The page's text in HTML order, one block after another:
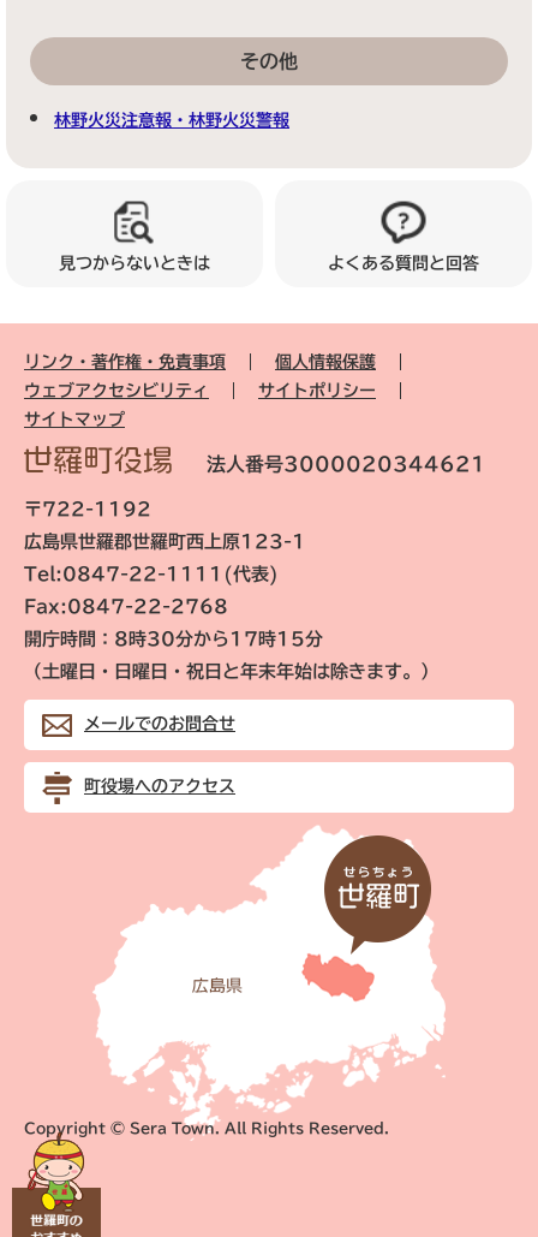
その他
林野火災注意報・林野火災警報
見つからないときは よくある質問と回答
リンク・著作権・免責事項
個人情報保護
ウェブアクセシビリティ
サイトポリシー
サイトマップ
法人番号3000020344621
〒722-1192
広島県世羅郡世羅町西上原123-1
Tel:0847-22-1111(代表)
Fax:0847-22-2768
開庁時間：8時30分から17時15分
（土曜日・日曜日・祝日と年末年始は除きます。）
メールでのお問合せ
町役場へのアクセス
Copyright © Sera Town. All Rights Reserved.